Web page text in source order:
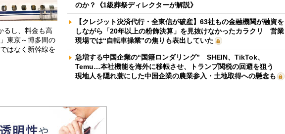
るし、料金も高
東京～博多間の
はなく新幹線を
のか？《1級葬祭ディレクターが解説》
【クレジット決済代行・全東信が破産】63社もの金融機関が融資を
しながら「20年以上の粉飾決算」を見抜けなかったカラクリ 営業
現場では“自転車操業”の焦りも表出していた
急増する中国企業の“国籍ロンダリング” SHEIN、TikTok、
Temu…本社機能を海外に移転させ、トランプ関税の回避を狙う
現地人を隠れ蓑にした中国企業の農業参入・土地取得への懸念も